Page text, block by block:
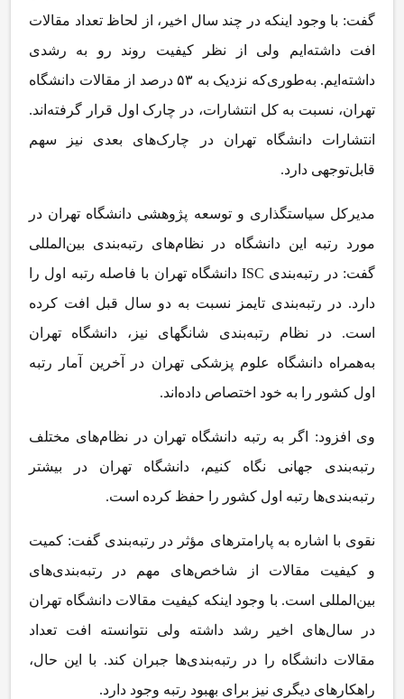
گفت: با وجود اینکه در چند سال اخیر، از لحاظ تعداد مقالات
افت داشته‌ایم ولی از نظر کیفیت روند رو به رشدی
داشته‌ایم. به‌طوری‌که نزدیک به ۵۳ درصد از مقالات دانشگاه
تهران، نسبت به کل انتشارات، در چارک اول قرار گرفته‌اند.
انتشارات دانشگاه تهران در چارک‌های بعدی نیز سهم
قابل‌توجهی دارد.
مدیرکل سیاستگذاری و توسعه پژوهشی دانشگاه تهران در
مورد رتبه این دانشگاه در نظام‌های رتبه‌بندی بین‌المللی
گفت: در رتبه‌بندی ISC دانشگاه تهران با فاصله رتبه اول را
دارد. در رتبه‌بندی تایمز نسبت به دو سال قبل افت کرده
است. در نظام رتبه‌بندی شانگهای نیز، دانشگاه تهران
به‌همراه دانشگاه علوم پزشکی تهران در آخرین آمار رتبه
اول کشور را به خود اختصاص داده‌اند.
وی افزود: اگر به رتبه دانشگاه تهران در نظام‌های مختلف
رتبه‌بندی جهانی نگاه کنیم، دانشگاه تهران در بیشتر
رتبه‌بندی‌ها رتبه اول کشور را حفظ کرده است.
نقوی با اشاره به پارامترهای مؤثر در رتبه‌بندی گفت: کمیت
و کیفیت مقالات از شاخص‌های مهم در رتبه‌بندی‌های
بین‌المللی است. با وجود اینکه کیفیت مقالات دانشگاه تهران
در سال‌های اخیر رشد داشته ولی نتوانسته افت تعداد
مقالات دانشگاه را در رتبه‌بندی‌ها جبران کند. با این حال،
راهکارهای دیگری نیز برای بهبود رتبه وجود دارد.